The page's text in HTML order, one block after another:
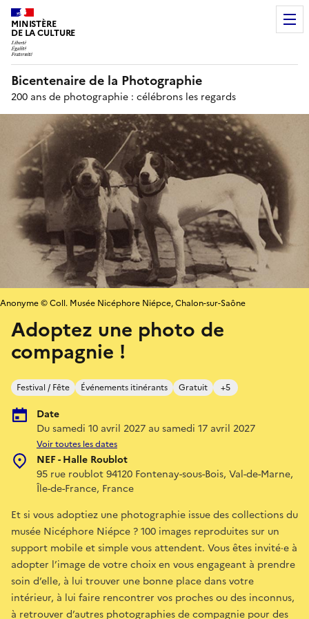
MINISTÈRE
DE LA CULTURE
Bicentenaire de la Photographie
200 ans de photographie : célébrons les regards
Adoptez une photo de
compagnie !
Festival / Fête Événements itinérants Gratuit +5
Date
Du samedi 10 avril 2027 au samedi 17 avril 2027
Voir toutes les dates
NEF - Halle Roublot
95 rue roublot 94120 Fontenay-sous-Bois, Val-de-Marne,
Île-de-France, France
Anonyme © Coll. Musée Nicéphore Niépce, Chalon-sur-Saône
Et si vous adoptiez une photographie issue des collections du
musée Nicéphore Niépce ? 100 images reproduites sur un
support mobile et simple vous attendent. Vous êtes invité·e à
adopter l’image de votre choix en vous engageant à prendre
soin d’elle, à lui trouver une bonne place dans votre
intérieur, à lui faire rencontrer vos proches ou des inconnus,
à retrouver d’autres photographies de compagnie pour des